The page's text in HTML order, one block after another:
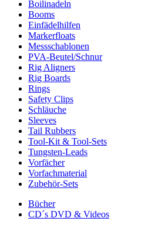
Boilinadeln
Booms
Einfädelhilfen
Markerfloats
Messschablonen
PVA-Beutel/Schnur
Rig Aligners
Rig Boards
Rings
Safety Clips
Schläuche
Sleeves
Tail Rubbers
Tool-Kit & Tool-Sets
Tungsten-Leads
Vorfächer
Vorfachmaterial
Zubehör-Sets
Bücher
CD´s DVD & Videos